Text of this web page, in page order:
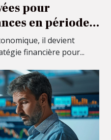
pour
en période
il devient
financière pour...